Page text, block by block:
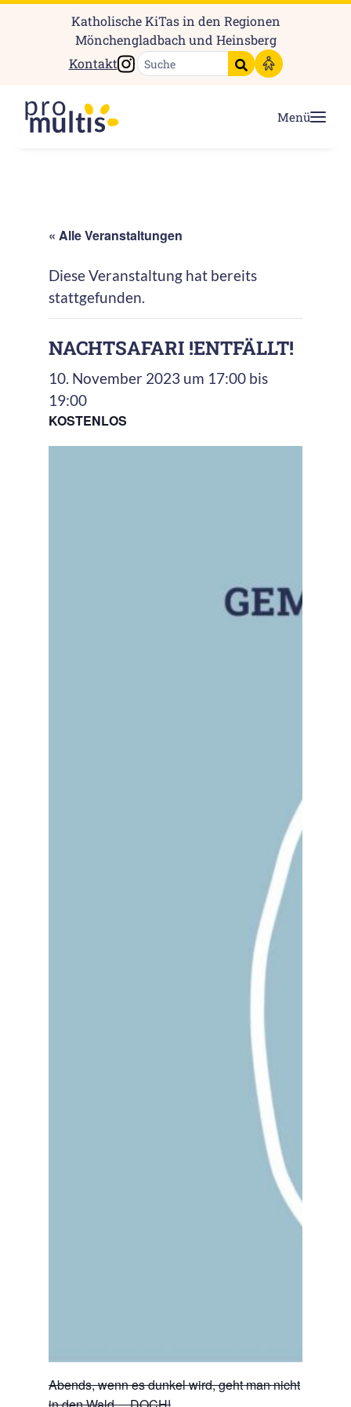
Katholische KiTas in den Regionen
Mönchengladbach und Heinsberg
Kontakt
Instagram
Suche starten
Menü
« Alle Veranstaltungen
Diese Veranstaltung hat bereits
stattgefunden.
NACHTSAFARI !ENTFÄLLT!
10. November 2023 um 17:00 bis
19:00
KOSTENLOS
Abends, wenn es dunkel wird, geht man nicht